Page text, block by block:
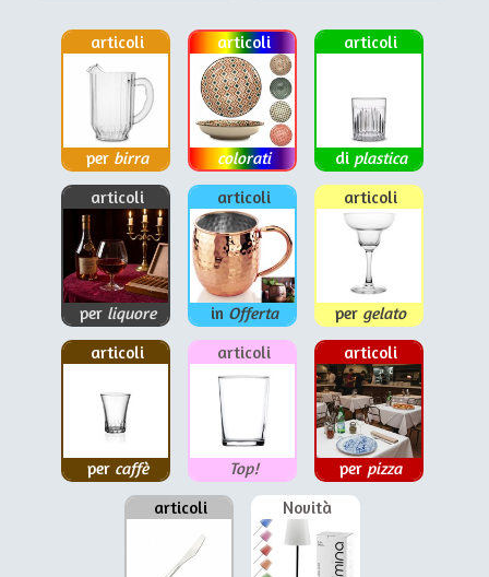
articoli
per birra
articoli
colorati
articoli
di plastica
articoli
per liquore
articoli
in Offerta
articoli
per gelato
articoli
per caffè
articoli
Top!
articoli
per pizza
articoli
Novità